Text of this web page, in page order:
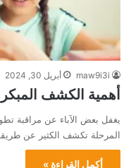
maw9i3i أبريل 30, 2024
أهمية الكشف
يغفل بعض الآباء عن مراقبة
المرحلة تكشف الكثير عن
أكمل القراءة »